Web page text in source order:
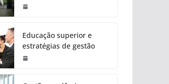
Educação superior e
estratégias de gestão